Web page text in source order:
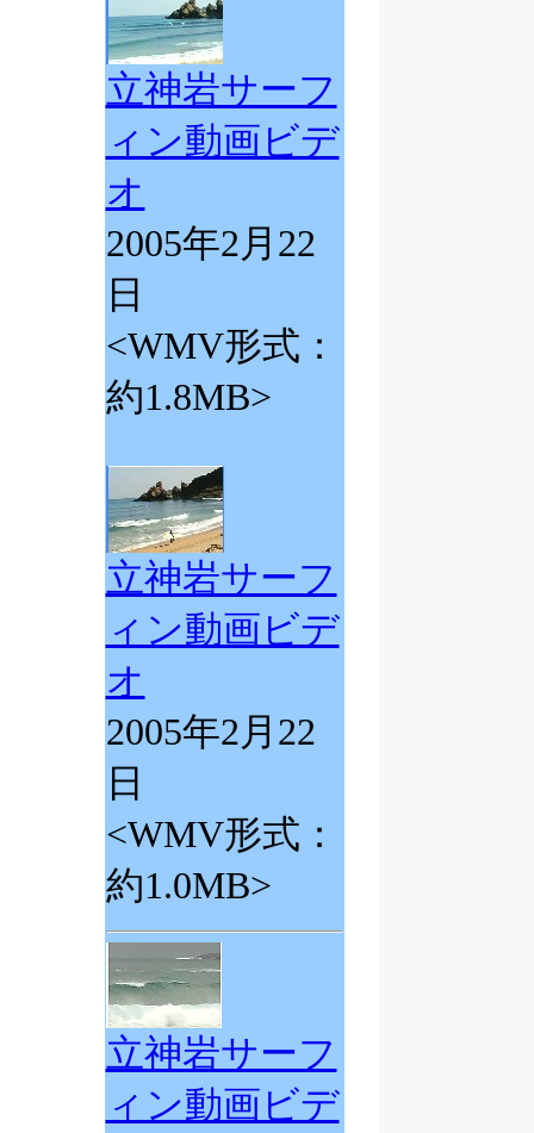
立神岩サーフ
ィン動画ビデ
オ
2005年2月22
日
<WMV形式：
約1.8MB>
立神岩サーフ
ィン動画ビデ
オ
2005年2月22
日
<WMV形式：
約1.0MB>
立神岩サーフ
ィン動画ビデ